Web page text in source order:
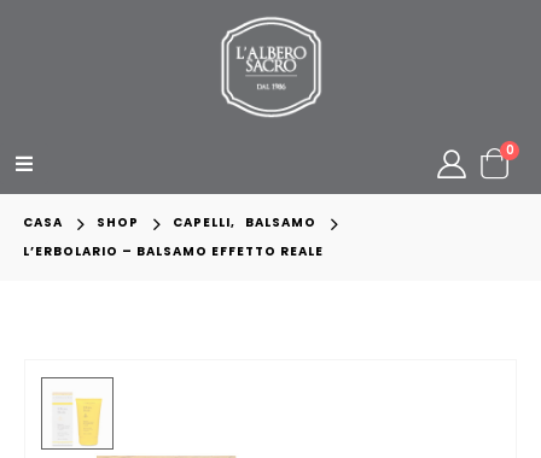
0
CASA SHOP CAPELLI,
BALSAMO
L’ERBOLARIO – BALSAMO EFFETTO REALE